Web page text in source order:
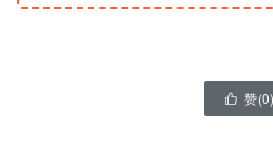
 赞(0)